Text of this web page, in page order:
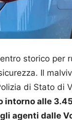
storico per
Il
di Stato di
intorno alle
agenti dalle